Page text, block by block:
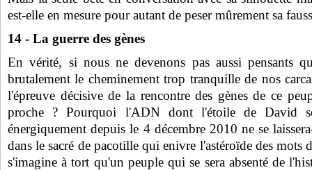
est-elle en mesure pour autant de peser mûrement sa
14 - La guerre des gènes
En vérité, si nous ne devenons pas aussi pensants
brutalement le cheminement trop tranquille de nos
l'épreuve décisive de la rencontre des gènes de ce
proche ? Pourquoi l'ADN dont l'étoile de David
énergiquement depuis le 4 décembre 2010 ne se
dans le sacré de pacotille qui enivre l'astéroïde des mots
s'imagine à tort qu'un peuple qui se sera absenté de